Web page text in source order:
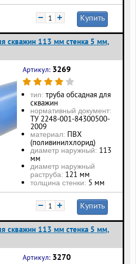
− + Купить
скважин 113 мм стенка 5 мм,
Артикул: 3269
тип: труба обсадная для
скважин
нормативный документ:
ТУ 2248-001-84300500-
2009
материал: ПВХ
(поливинилхлорид)
диаметр наружный: 113
мм
диаметр наружный
раструба: 121 мм
толщина стенки: 5 мм
− + Купить
скважин 113 мм стенка 5 мм,
Артикул: 3270